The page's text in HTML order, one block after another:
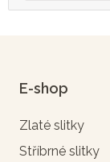
E-shop
Zlaté slitky
Stříbrné slitky